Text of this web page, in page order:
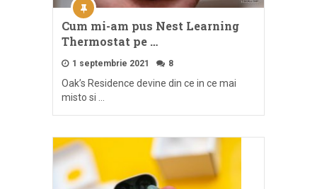
Cum mi-am pus Nest Learning
Thermostat pe …
1 septembrie 2021 8
Oak’s Residence devine din ce in ce mai
misto si …